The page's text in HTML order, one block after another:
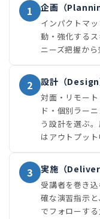
1 企画（
インパクトマ
動・強化する
ニーズ把握か
2 設計（Design
対面・リモー
ド・個別ラー
う設計を選ぶ
はアウトプット
3 実施（
受講者を巻き
確な演習指示
でフォローす